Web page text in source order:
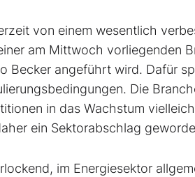
von einem wesentlich
am Mittwoch vorliegenden
Becker angeführt wird. Dafür
Die
in das Wachstum
ein Sektorabschlag
im Energiesektor